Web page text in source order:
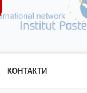
КОНТАКТИ